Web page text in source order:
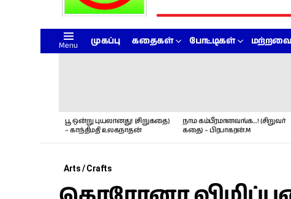
Menu முகப்பு கதைகள் போட்டிகள் மற்றவை
பூ ஒன்று புயலானது! (சிறுகதை)
– காந்திமதி உலகநாதன்
நாம கம்பீரமானவங்க…! (சிறுவர்
கதை) – பிரபாகரன்.M
Arts / Crafts